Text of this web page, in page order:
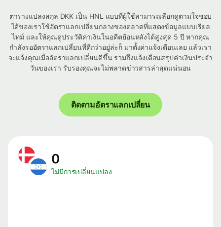
ตารางแปลงสกุล DKK เป็น HNL แบบที่ผู้ใช้สามารถเลือกดูตามใจชอบ
ได้ของเราใช้อัตราแลกเปลี่ยนกลางของตลาดที่แสดงข้อมูลแบบเรียล
ไทม์ และให้คุณดูประวัติค่าเงินในอดีตย้อนหลังได้สูงสุด 5 ปี หากคุณ
กำลังรออัตราแลกเปลี่ยนที่ดีกว่าอยู่ล่ะก็ มาตั้งค่าแจ้งเตือนเลย แล้วเรา
จะแจ้งคุณเมื่ออัตราแลกเปลี่ยนดีขึ้น รวมถึงแจ้งเตือนสรุปค่าเงินประจำ
วันของเรา รับรองคุณจะไม่พลาดข่าวสารล่าสุดแน่นอน
ติดตามอัตราแลกเปลี่ยน
0
ไม่มีการเปลี่ยนแปลง